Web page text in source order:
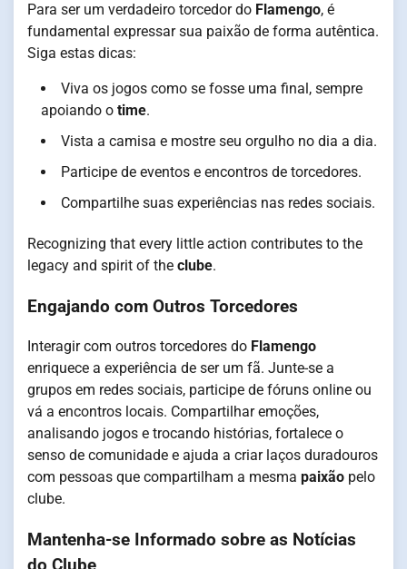
Para ser um verdadeiro torcedor do Flamengo, é
fundamental expressar sua paixão de forma autêntica.
Siga estas dicas:
Viva os jogos como se fosse uma final, sempre
apoiando o time.
Vista a camisa e mostre seu orgulho no dia a dia.
Participe de eventos e encontros de torcedores.
Compartilhe suas experiências nas redes sociais.
Recognizing that every little action contributes to the
legacy and spirit of the clube.
Engajando com Outros Torcedores
Interagir com outros torcedores do Flamengo
enriquece a experiência de ser um fã. Junte-se a
grupos em redes sociais, participe de fóruns online ou
vá a encontros locais. Compartilhar emoções,
analisando jogos e trocando histórias, fortalece o
senso de comunidade e ajuda a criar laços duradouros
com pessoas que compartilham a mesma paixão pelo
clube.
Mantenha-se Informado sobre as Notícias